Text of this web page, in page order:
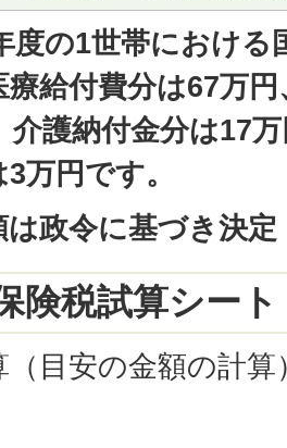
度の1世帯における
療給付費分は67万
介護納付金分は17
万円です。
政令に基づき決定
険税試算シート
（目安の金額の計